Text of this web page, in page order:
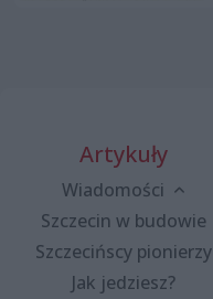
Artykuły
Wiadomości
Szczecin w budowie
Szczecińscy pionierzy
Jak jedziesz?